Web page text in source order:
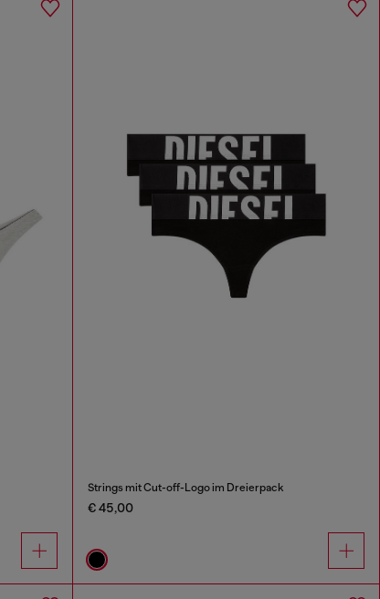
Strings mit Cut-off-Logo im Dreierpack
€ 45,00